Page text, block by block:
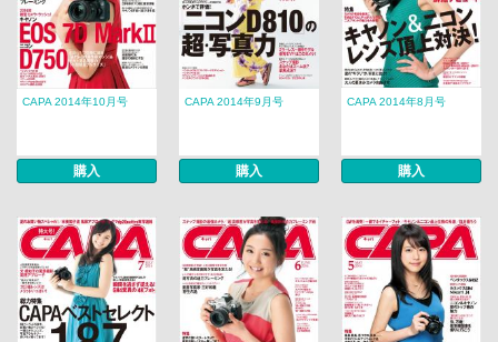
CAPA 2014年10月号
購入
CAPA 2014年9月号
購入
CAPA 2014年8月号
購入